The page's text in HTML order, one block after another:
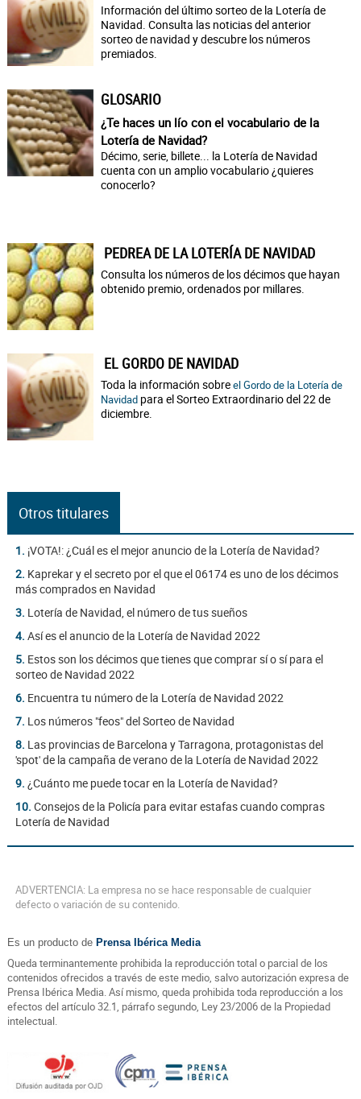
Información del último sorteo de la Lotería de
Navidad. Consulta las noticias del anterior
sorteo de navidad y descubre los números
premiados.
GLOSARIO
¿Te haces un lío con el vocabulario de la
Lotería de Navidad?
Décimo, serie, billete... la Lotería de Navidad
cuenta con un amplio vocabulario ¿quieres
conocerlo?
PEDREA DE LA LOTERÍA DE NAVIDAD
Consulta los números de los décimos que hayan
obtenido premio, ordenados por millares.
EL GORDO DE NAVIDAD
Toda la información sobreel Gordo de la Lotería de
Navidad para el Sorteo Extraordinario del 22 de
diciembre.
Otros titulares
1. ¡VOTA!: ¿Cuál es el mejor anuncio de la Lotería de Navidad?
2. Kaprekar y el secreto por el que el 06174 es uno de los décimos
más comprados en Navidad
3. Lotería de Navidad, el número de tus sueños
4. Así es el anuncio de la Lotería de Navidad 2022
5. Estos son los décimos que tienes que comprar sí o sí para el
sorteo de Navidad 2022
6. Encuentra tu número de la Lotería de Navidad 2022
7. Los números "feos" del Sorteo de Navidad
8. Las provincias de Barcelona y Tarragona, protagonistas del
'spot' de la campaña de verano de la Lotería de Navidad 2022
9. ¿Cuánto me puede tocar en la Lotería de Navidad?
10. Consejos de la Policía para evitar estafas cuando compras
Lotería de Navidad
ADVERTENCIA: La empresa no se hace responsable de cualquier
defecto o variación de su contenido.
Es un producto de Prensa Ibérica Media
Queda terminantemente prohibida la reproducción total o parcial de los
contenidos ofrecidos a través de este medio, salvo autorización expresa de
Prensa Ibérica Media. Así mismo, queda prohibida toda reproducción a los
efectos del artículo 32.1, párrafo segundo, Ley 23/2006 de la Propiedad
intelectual.